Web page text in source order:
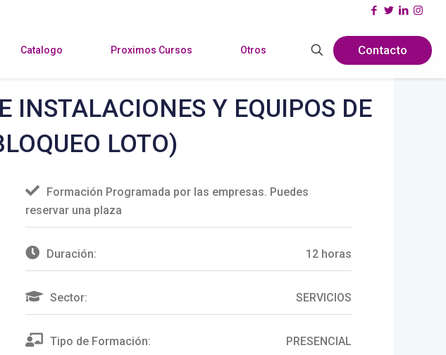
Catalogo Proximos Cursos Otros Contacto
INSTALACIONES Y EQUIPOS DE
LOTO)
Formación Programada por las empresas. Puedes
reservar una plaza
Duración: 12 horas
Sector: SERVICIOS
Tipo de Formación: PRESENCIAL